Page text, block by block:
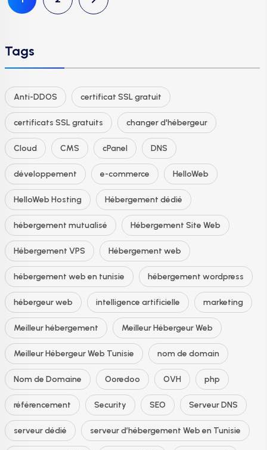
Tags
Anti-DDOS certificat SSL gratuit
certificats SSL gratuits changer d'hébergeur
Cloud CMS cPanel DNS
développement e-commerce HelloWeb
HelloWeb Hosting Hébergement dédié
hébergement mutualisé Hébergement Site Web
Hébergement VPS Hébergement web
hébergement web en tunisie hébergement wordpress
hébergeur web intelligence artificielle marketing
Meilleur hébergement Meilleur Hébergeur Web
Meilleur Hébergeur Web Tunisie nom de domain
Nom de Domaine Ooredoo OVH php
référencement Security SEO Serveur DNS
serveur dédié serveur d’hébergement Web en Tunisie